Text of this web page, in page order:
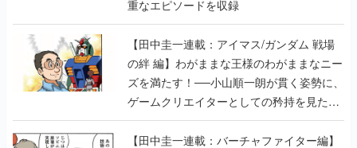
の絆 編】わがままな王様のわがままなニー
ズを満たす！──小山順一朗が貫く姿勢に、
ゲームクリエイターとしての矜持を見た
【若ゲのいたり最終回】
【田中圭一連載：バーチャファイター編】
「新しい3D表現のために、軍事技術を採り
入れたい」世界情勢を味方につけて、ゲー
ムに革命をもたらした鈴木 裕の功績【若ゲ